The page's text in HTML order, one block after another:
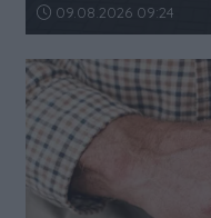
Data dodania artykułu:
09.08.2026 09:24